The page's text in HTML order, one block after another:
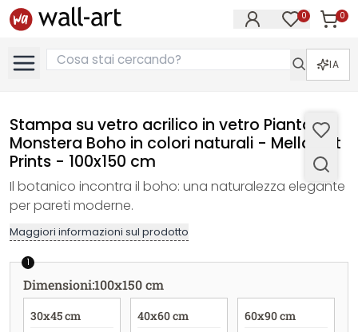
0 0
IA
Stampa su vetro acrilico in vetro Pianta
Monstera Boho in colori naturali - Melloi Art
Prints - 100x150 cm
Il botanico incontra il boho: una naturalezza elegante
per pareti moderne.
Maggiori informazioni sul prodotto
1
Dimensioni:100x150 cm
30x45 cm 40x60 cm 60x90 cm